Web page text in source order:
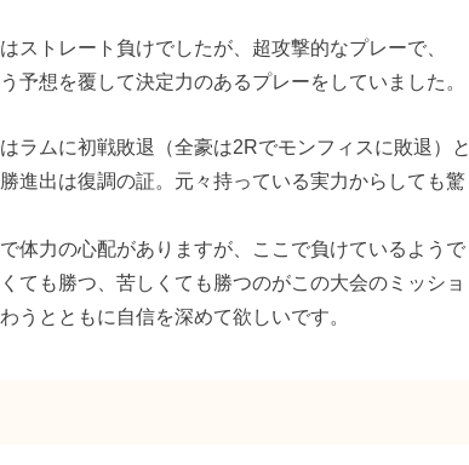
ストレート負けでしたが、超攻撃的なプレーで、
予想を覆して決定力のあるプレーをしていました。
ラムに初戦敗退（全豪は2Rでモンフィスに敗退）と
進出は復調の証。元々持っている実力からしても驚
体力の心配がありますが、ここで負けているようで
ても勝つ、苦しくても勝つのがこの大会のミッショ
うとともに自信を深めて欲しいです。